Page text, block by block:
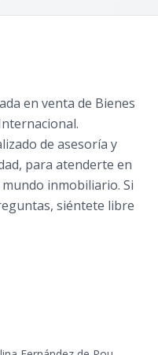
en venta de Bienes
de asesoría y
para atenderte en
inmobiliario. Si
siéntete libre